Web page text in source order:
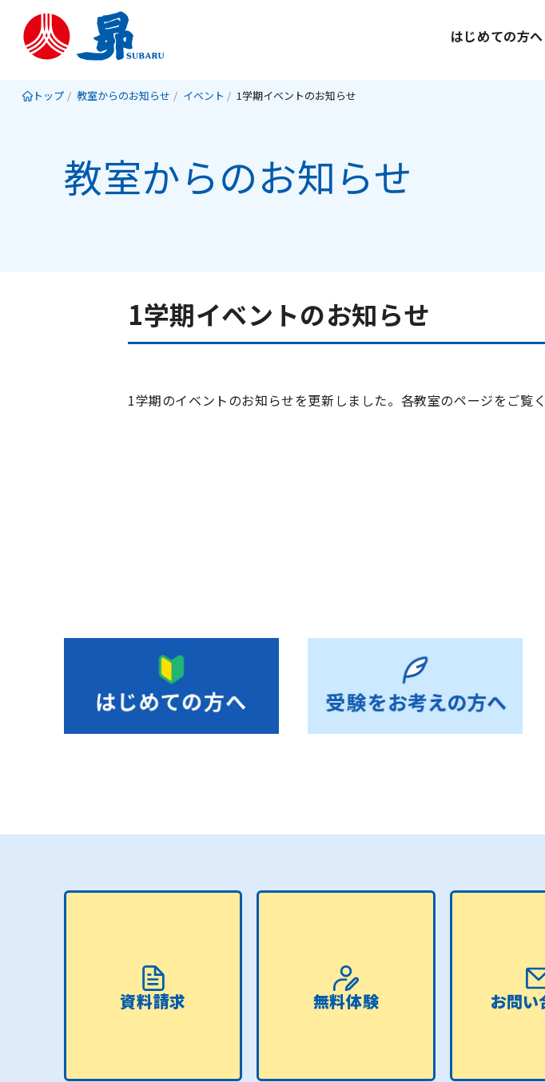
はじめての方へ
トップ 教室からのお知らせ イベント 1学期イベントのお知らせ
教室からのお知らせ
1学期イベントのお知らせ
1学期のイベントのお知らせを更新しました。各教室のページをご覧く
資料請求 無料体験 お問い